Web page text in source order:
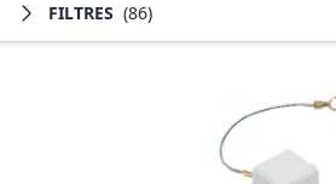
FILTRES (86)